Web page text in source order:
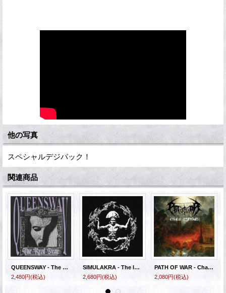
他の写真
スペシャルデジパック！
関連商品
QUEENSWAY - The Real Fear [CD]
2,480円(税込)
SIMULAKRA - The Infection Spreads (Ltd. Slipcase) [CD]
2,680円(税込)
PATH OF WAR - Chaos Eternal [CD]
2,080円(税込)